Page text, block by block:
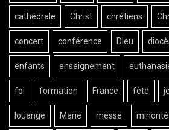
cathédrale Christ chrétiens
concert conférence Dieu
enfants enseignement
foi formation France fête
louange Marie messe